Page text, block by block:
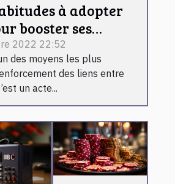
à adopter
booster ses
au lit
2022 22:52
des moyens les plus
des liens entre
un acte...